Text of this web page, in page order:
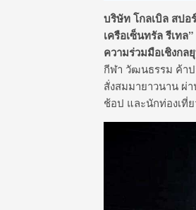
บริษัท โกลเบิล สปอ
เครือเซ็นทรัล รีเทล”
ความร่วมมือเชิงกล
กีฬา วัฒนธรรม ค้า
สั่งสมมายาวนาน ผ่
ช้อป และนักท่องเที่